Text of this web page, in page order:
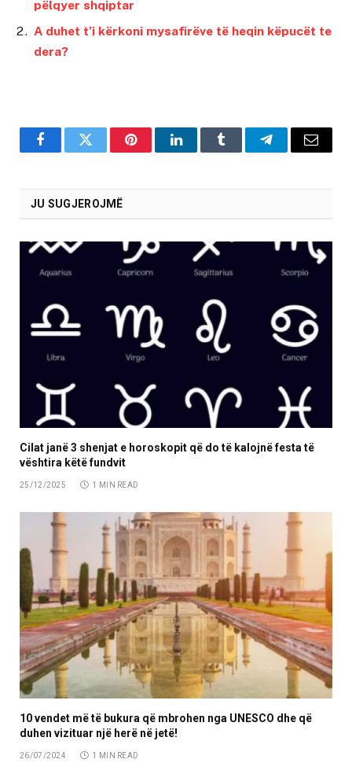
pëlqyer shqiptar
A duhet t’i kërkoni mysafirëve të heqin këpucët te
dera?
FacebookTwitter PinterestLinkedInTumblr TelegramEmail
JU SUGJEROJMË
Cilat janë 3 shenjat e horoskopit që do të kalojnë festa të
vështira këtë fundvit
25/12/2025 1 MIN READ
10 vendet më të bukura që mbrohen nga UNESCO dhe që
duhen vizituar një herë në jetë!
26/07/2024 1 MIN READ